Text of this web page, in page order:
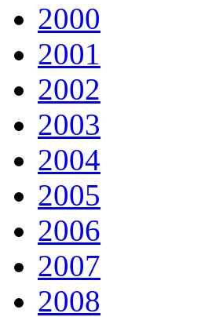
2000
2001
2002
2003
2004
2005
2006
2007
2008